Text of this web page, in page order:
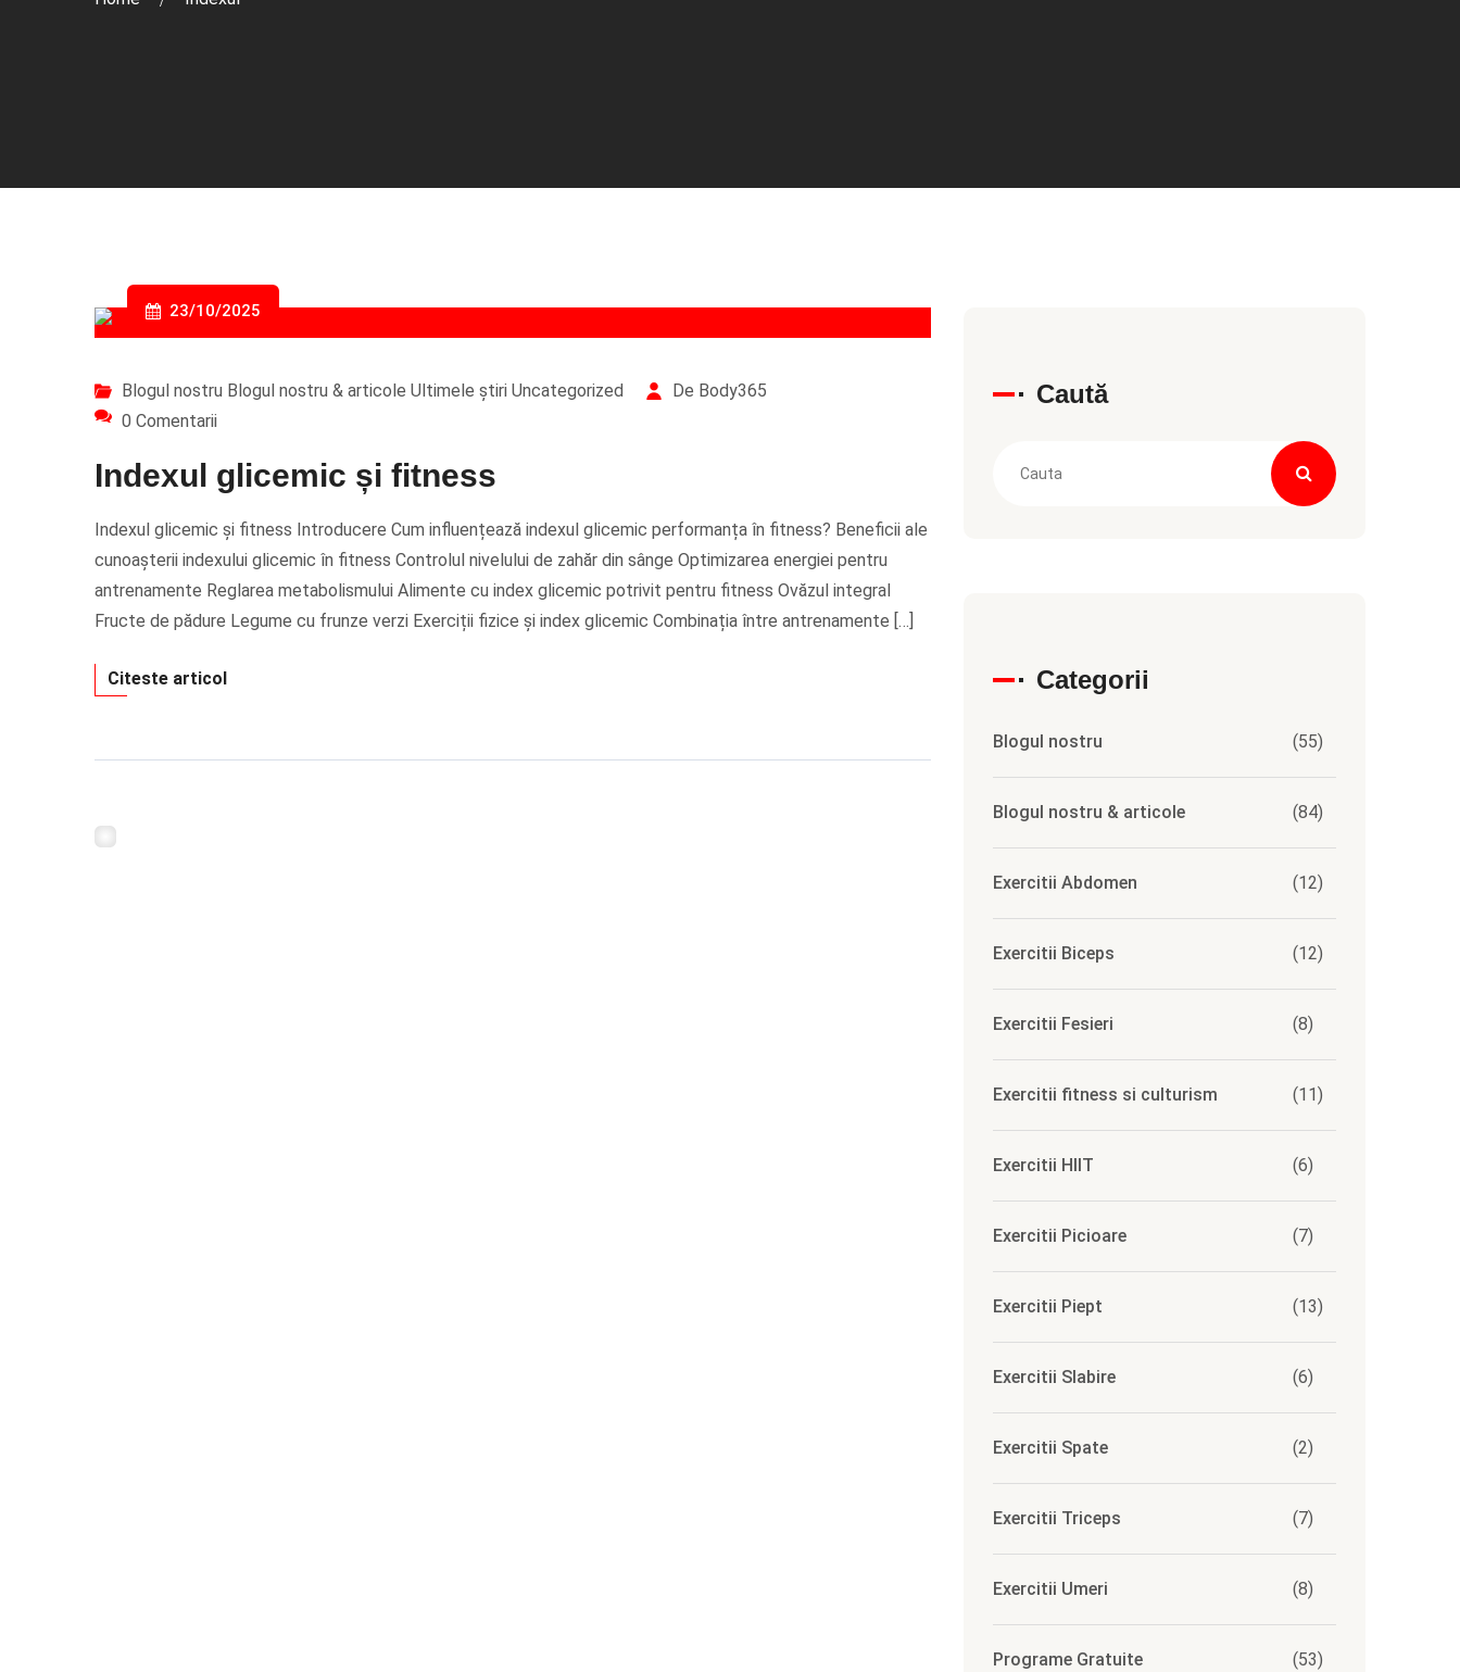
23/10/2025
Blogul nostru Blogul nostru & articole Ultimele știri Uncategorized
De Body365
0 Comentarii
Indexul glicemic și fitness
Indexul glicemic și fitness Introducere Cum influențează indexul glicemic performanța în fitness? Beneficii ale
cunoașterii indexului glicemic în fitness Controlul nivelului de zahăr din sânge Optimizarea energiei pentru
antrenamente Reglarea metabolismului Alimente cu index glicemic potrivit pentru fitness Ovăzul integral
Fructe de pădure Legume cu frunze verzi Exerciții fizice și index glicemic Combinația între antrenamente […]
Citeste articol
Caută
Categorii
Blogul nostru (55)
Blogul nostru & articole (84)
Exercitii Abdomen (12)
Exercitii Biceps (12)
Exercitii Fesieri (8)
Exercitii fitness si culturism (11)
Exercitii HIIT (6)
Exercitii Picioare (7)
Exercitii Piept (13)
Exercitii Slabire (6)
Exercitii Spate (2)
Exercitii Triceps (7)
Exercitii Umeri (8)
Programe Gratuite (53)